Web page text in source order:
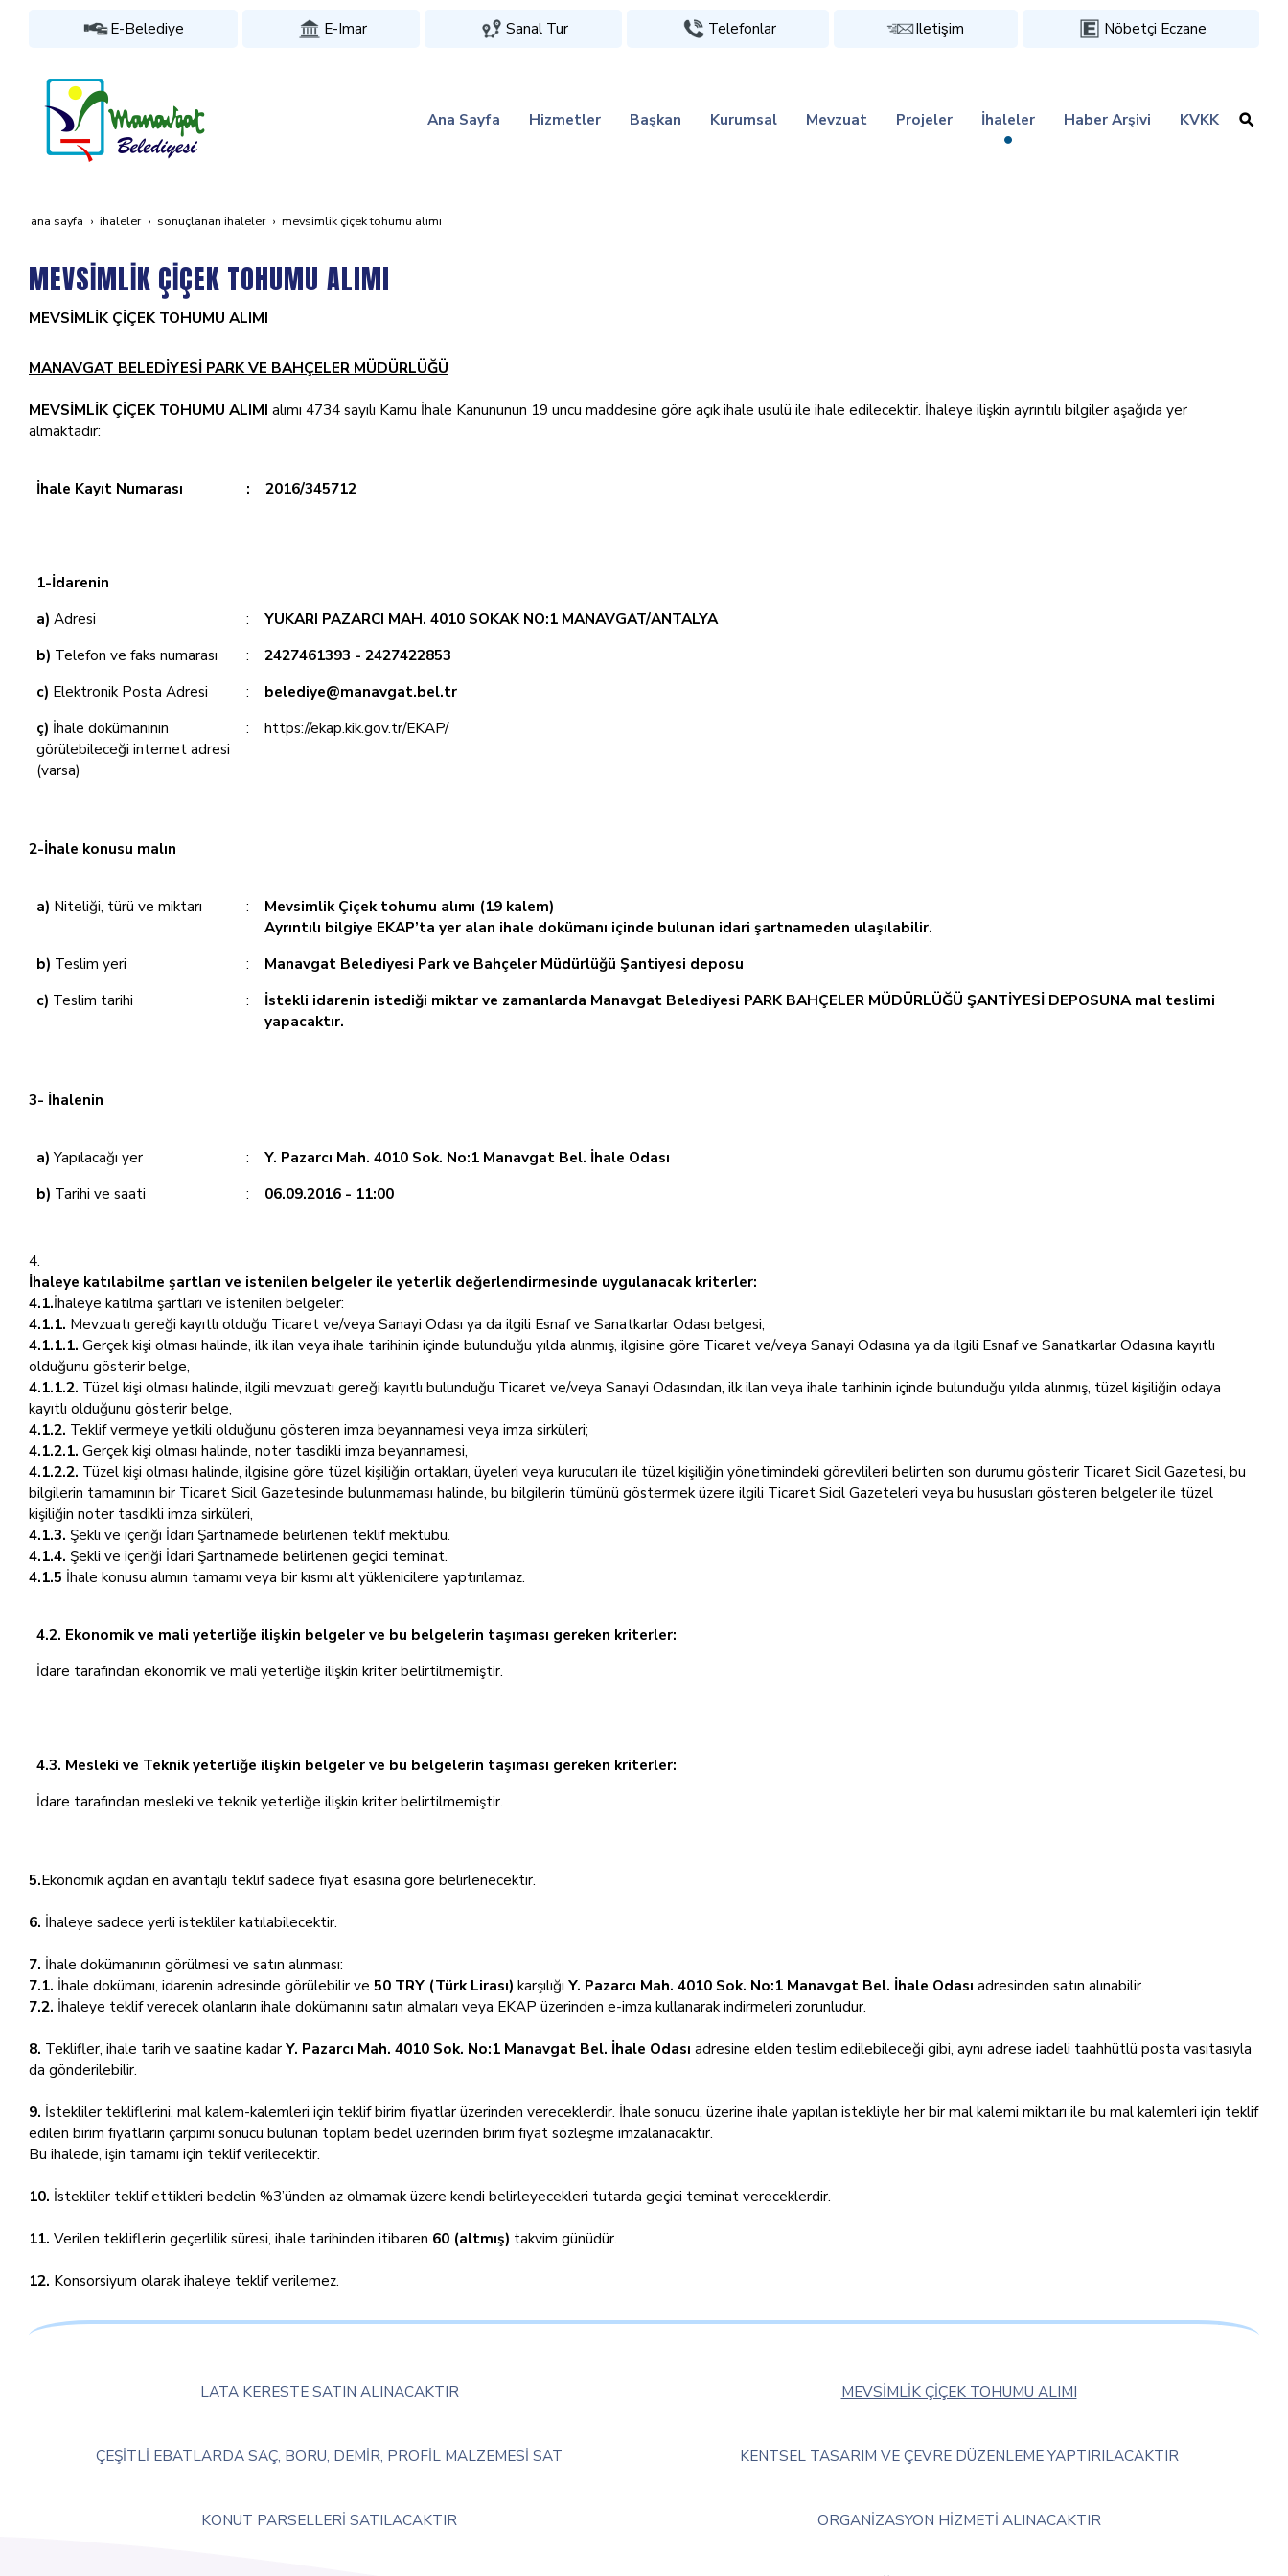
E-Belediye E-Imar Sanal Tur Telefonlar Iletişim Nöbetçi Eczane
Ana Sayfa Hizmetler Başkan Kurumsal Mevzuat Projeler İhaleler Haber Arşivi KVKK
ana sayfa i̇haleler sonuçlanan i̇haleler mevsi̇mli̇k çi̇çek tohumu alimi
MEVSİMLİK ÇİÇEK TOHUMU ALIMI
MEVSİMLİK ÇİÇEK TOHUMU ALIMI
MANAVGAT BELEDİYESİ PARK VE BAHÇELER MÜDÜRLÜĞÜ
MEVSİMLİK ÇİÇEK TOHUMU ALIMI alımı 4734 sayılı Kamu İhale Kanununun 19 uncu maddesine göre açık ihale usulü ile ihale edilecektir. İhaleye ilişkin ayrıntılı bilgiler aşağıda yer
almaktadır:
İhale Kayıt Numarası : 2016/345712
1-İdarenin
a) Adresi :
YUKARI PAZARCI MAH. 4010 SOKAK NO:1 MANAVGAT/ANTALYA
b) Telefon ve faks numarası :
2427461393 - 2427422853
c) Elektronik Posta Adresi :
belediye@manavgat.bel.tr
ç) İhale dokümanının
görülebileceği internet adresi
(varsa)
: https://ekap.kik.gov.tr/EKAP/
2-İhale konusu malın
a) Niteliği, türü ve miktarı :
Mevsimlik Çiçek tohumu alımı (19 kalem)
Ayrıntılı bilgiye EKAP’ta yer alan ihale dokümanı içinde bulunan idari şartnameden ulaşılabilir.
b) Teslim yeri :
Manavgat Belediyesi Park ve Bahçeler Müdürlüğü Şantiyesi deposu
c) Teslim tarihi :
İstekli idarenin istediği miktar ve zamanlarda Manavgat Belediyesi PARK BAHÇELER MÜDÜRLÜĞÜ ŞANTİYESİ DEPOSUNA mal teslimi
yapacaktır.
3- İhalenin
a)Yapılacağı yer :
Y. Pazarcı Mah. 4010 Sok. No:1 Manavgat Bel. İhale Odası
b) Tarihi ve saati : 06.09.2016 - 11:00
İhaleye katılabilme şartları ve istenilen belgeler ile yeterlik değerlendirmesinde uygulanacak kriterler:
4.1.İhaleye katılma şartları ve istenilen belgeler:
4.1.1. Mevzuatı gereği kayıtlı olduğu Ticaret ve/veya Sanayi Odası ya da ilgili Esnaf ve Sanatkarlar Odası belgesi;
4.1.1.1. Gerçek kişi olması halinde, ilk ilan veya ihale tarihinin içinde bulunduğu yılda alınmış, ilgisine göre Ticaret ve/veya Sanayi Odasına ya da ilgili Esnaf ve Sanatkarlar Odasına kayıtlı
olduğunu gösterir belge,
4.1.1.2. Tüzel kişi olması halinde, ilgili mevzuatı gereği kayıtlı bulunduğu Ticaret ve/veya Sanayi Odasından, ilk ilan veya ihale tarihinin içinde bulunduğu yılda alınmış, tüzel kişiliğin odaya
kayıtlı olduğunu gösterir belge,
4.1.2. Teklif vermeye yetkili olduğunu gösteren imza beyannamesi veya imza sirküleri;
4.1.2.1. Gerçek kişi olması halinde, noter tasdikli imza beyannamesi,
4.1.2.2. Tüzel kişi olması halinde, ilgisine göre tüzel kişiliğin ortakları, üyeleri veya kurucuları ile tüzel kişiliğin yönetimindeki görevlileri belirten son durumu gösterir Ticaret Sicil Gazetesi, bu
bilgilerin tamamının bir Ticaret Sicil Gazetesinde bulunmaması halinde, bu bilgilerin tümünü göstermek üzere ilgili Ticaret Sicil Gazeteleri veya bu hususları gösteren belgeler ile tüzel
kişiliğin noter tasdikli imza sirküleri,
4.1.3. Şekli ve içeriği İdari Şartnamede belirlenen teklif mektubu.
4.1.4. Şekli ve içeriği İdari Şartnamede belirlenen geçici teminat.
4.1.5 İhale konusu alımın tamamı veya bir kısmı alt yüklenicilere yaptırılamaz.
4.2. Ekonomik ve mali yeterliğe ilişkin belgeler ve bu belgelerin taşıması gereken kriterler:
İdare tarafından ekonomik ve mali yeterliğe ilişkin kriter belirtilmemiştir.
4.3. Mesleki ve Teknik yeterliğe ilişkin belgeler ve bu belgelerin taşıması gereken kriterler:
İdare tarafından mesleki ve teknik yeterliğe ilişkin kriter belirtilmemiştir.
5.Ekonomik açıdan en avantajlı teklif sadece fiyat esasına göre belirlenecektir.
6. İhaleye sadece yerli istekliler katılabilecektir.
7. İhale dokümanının görülmesi ve satın alınması:
7.1. İhale dokümanı, idarenin adresinde görülebilir ve 50 TRY (Türk Lirası) karşılığı Y. Pazarcı Mah. 4010 Sok. No:1 Manavgat Bel. İhale Odası adresinden satın alınabilir.
7.2. İhaleye teklif verecek olanların ihale dokümanını satın almaları veya EKAP üzerinden e-imza kullanarak indirmeleri zorunludur.
8. Teklifler, ihale tarih ve saatine kadarY. Pazarcı Mah. 4010 Sok. No:1 Manavgat Bel. İhale Odası adresine elden teslim edilebileceği gibi, aynı adrese iadeli taahhütlü posta vasıtasıyla
da gönderilebilir.
9. İstekliler tekliflerini, mal kalem-kalemleri için teklif birim fiyatlar üzerinden vereceklerdir. İhale sonucu, üzerine ihale yapılan istekliyle her bir mal kalemi miktarı ile bu mal kalemleri için teklif
edilen birim fiyatların çarpımı sonucu bulunan toplam bedel üzerinden birim fiyat sözleşme imzalanacaktır.
Bu ihalede, işin tamamı için teklif verilecektir.
10. İstekliler teklif ettikleri bedelin %3’ünden az olmamak üzere kendi belirleyecekleri tutarda geçici teminat vereceklerdir.
11. Verilen tekliflerin geçerlilik süresi, ihale tarihinden itibaren 60 (altmış) takvim günüdür.
12. Konsorsiyum olarak ihaleye teklif verilemez.
LATA KERESTE SATIN ALINACAKTIR MEVSİMLİK ÇİÇEK TOHUMU ALIMI
ÇEŞİTLİ EBATLARDA SAÇ, BORU, DEMİR, PROFİL MALZEMESİ SAT KENTSEL TASARIM VE ÇEVRE DÜZENLEME YAPTIRILACAKTIR
KONUT PARSELLERİ SATILACAKTIR ORGANİZASYON HİZMETİ ALINACAKTIR